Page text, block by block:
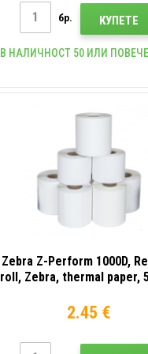
бр. КУПЕТЕ
В НАЛИЧНОСТ 50 ИЛИ
Zebra Z-Perform 1000D,
roll, Zebra, thermal paper,
2.45 €